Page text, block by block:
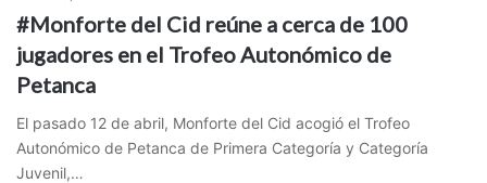
#Monforte del Cid reúne a cerca de 100
jugadores en el Trofeo Autonómico de
Petanca
El pasado 12 de abril, Monforte del Cid acogió el Trofeo
Autonómico de Petanca de Primera Categoría y Categoría
Juvenil,…